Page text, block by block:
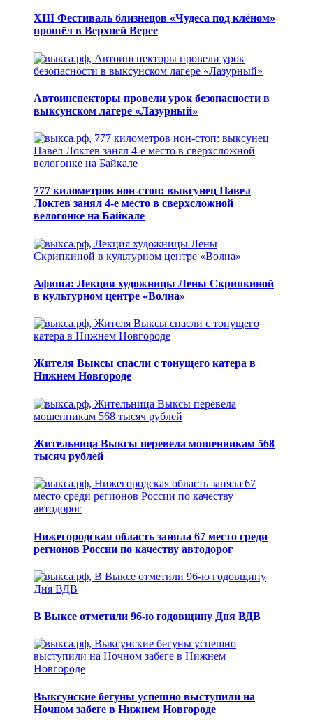
XIII Фестиваль близнецов «Чудеса под клёном»
прошёл в Верхней Верее
Автоинспекторы провели урок безопасности в
выксунском лагере «Лазурный»
777 километров нон-стоп: выксунец Павел
Локтев занял 4-е место в сверхсложной
велогонке на Байкале
Афиша: Лекция художницы Лены Скрипкиной
в культурном центре «Волна»
Жителя Выксы спасли с тонущего катера в
Нижнем Новгороде
Жительница Выксы перевела мошенникам 568
тысяч рублей
Нижегородская область заняла 67 место среди
регионов России по качеству автодорог
В Выксе отметили 96-ю годовщину Дня ВДВ
Выксунские бегуны успешно выступили на
Ночном забеге в Нижнем Новгороде